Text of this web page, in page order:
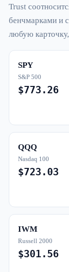
Trust
бенчмарками и
любую
SPY
S&P 500
$773.26
QQQ
Nasdaq 100
$723.03
IWM
Russell 2000
$301.56